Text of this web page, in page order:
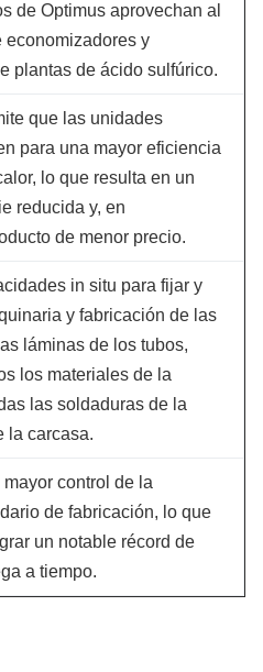
de Optimus aprovechan al
economizadores y
plantas de ácido sulfúrico.
que las unidades
para una mayor eficiencia
lo que resulta en un
reducida y, en
de menor precio.
in situ para fijar y
y fabricación de las
láminas de los tubos,
los materiales de la
las soldaduras de la
la carcasa.
control de la
de fabricación, lo que
un notable récord de
a tiempo.